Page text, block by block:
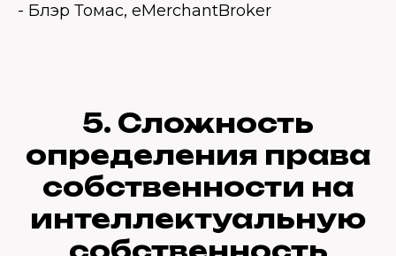
- Блэр Томас, eMerchantBroker
5. Сложность
определения права
собственности на
интеллектуальную